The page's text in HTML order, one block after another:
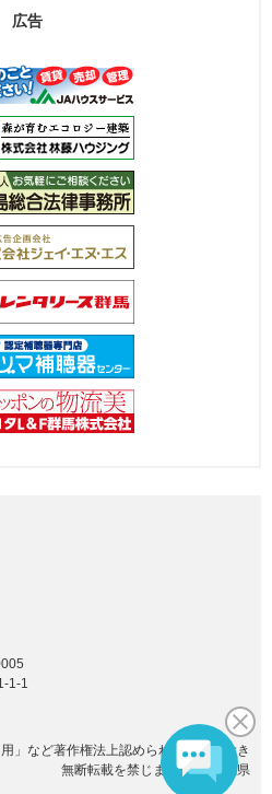
広告
1-1
」など著作権法上認められた場合を除き
無断転載を禁じます。(C)群馬県